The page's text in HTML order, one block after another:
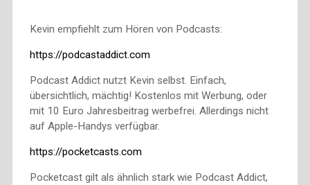
Kevin empfiehlt zum Hören von Podcasts:
https://podcastaddict.com
Podcast Addict nutzt Kevin selbst. Einfach,
übersichtlich, mächtig! Kostenlos mit Werbung, oder
mit 10 Euro Jahresbeitrag werbefrei. Allerdings nicht
auf Apple-Handys verfügbar.
https://pocketcasts.com
Pocketcast gilt als ähnlich stark wie Podcast Addict,